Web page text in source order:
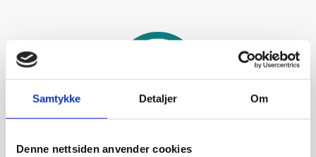
Samtykke Detaljer Om
Denne nettsiden anvender cookies
Punktlighet